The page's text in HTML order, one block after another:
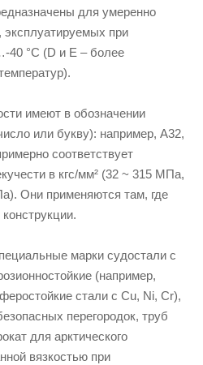
для умеренно
эксплуатируемых при
40 °C (D и E – более
имеют в обозначении
или букву): например, A32,
соответствует
в кгс/мм² (32 ~ 315 МПа,
Они применяются там, где
марки судостали с
(например,
стали с Cu, Ni, Cr),
перегородок, труб
для арктического
вязкостью при